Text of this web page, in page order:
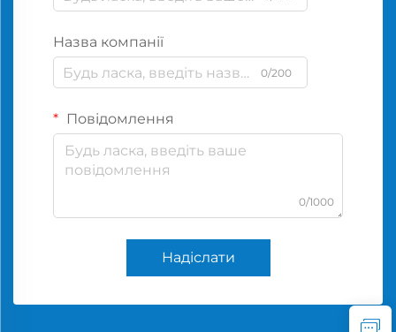
Назва компанії
0/200
Повідомлення
0/1000
Надіслати